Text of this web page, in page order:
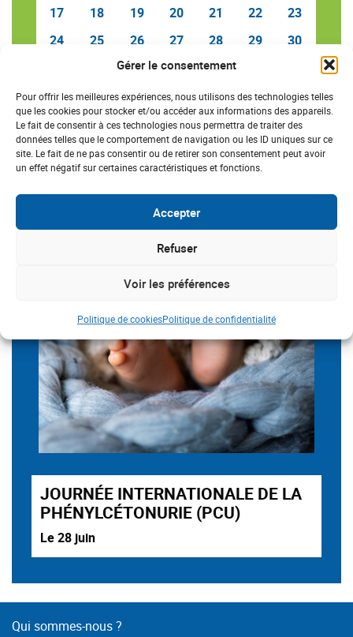
Gérer le consentement
Pour offrir les meilleures expériences, nous utilisons des technologies telles
que les cookies pour stocker et/ou accéder aux informations des appareils.
Le fait de consentir à ces technologies nous permettra de traiter des
données telles que le comportement de navigation ou les ID uniques sur ce
site. Le fait de ne pas consentir ou de retirer son consentement peut avoir
un effet négatif sur certaines caractéristiques et fonctions.
Accepter
Refuser
Voir les préférences
Politique de cookiesPolitique de confidentialité
17
18 19 20 21 22
23
24
25 26 27 28 29
30
2 3 4
SAVE THE DATE
JOURNÉE INTERNATIONALE DE LA
PHÉNYLCÉTONURIE (PCU)
Le 28 juin
Qui sommes-nous ?